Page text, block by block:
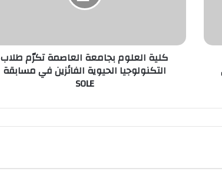
الفائزين
مسابقة
كلية العلوم بجامعة العاصمة تكرّم طلاب
التكنولوجيا الحيوية الفائزين في مسابقة
SOLE